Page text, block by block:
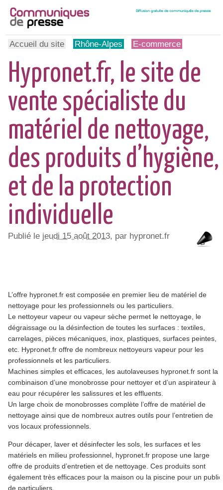
Accueil du site Rhône-Alpes E-commerce
Hypronet.fr, le site de
vente spécialiste du
matériel de nettoyage,
des produits d’hygiène,
et de la protection
individuelle
Publié le jeudi 15 août 2013, par hypronet.fr
L’offre hypronet.fr est composée en premier lieu de matériel de
nettoyage pour les professionnels ou les particuliers.
Le nettoyeur vapeur ou vapeur sèche permet le nettoyage, le
dégraissage ou la désinfection de toutes les surfaces : textiles,
carrelages, pièces mécaniques, inox, plastiques, surfaces peintes,
etc. Hypronet.fr offre de nombreux nettoyeurs vapeur pour les
professionnels et les particuliers.
Machines simples et efficaces, les autolaveuses hypronet.fr sont la
combinaison d’une monobrosse pour nettoyer et d’un aspirateur à
eau pour récupérer les salissures et les effluents.
Un large choix de monobrosses complète l’offre de matériel de
nettoyage ainsi que de nombreux autres outils pour l’entretien de
vos locaux professionnels.
Pour décaper, laver et désinfecter les sols, les surfaces et les
matériels en milieu professionnel, hypronet.fr propose une large
offre de produits d’entretien et de nettoyage. Ces produits sont
également très efficaces pour la maison ou la piscine pour un public
de particuliers.